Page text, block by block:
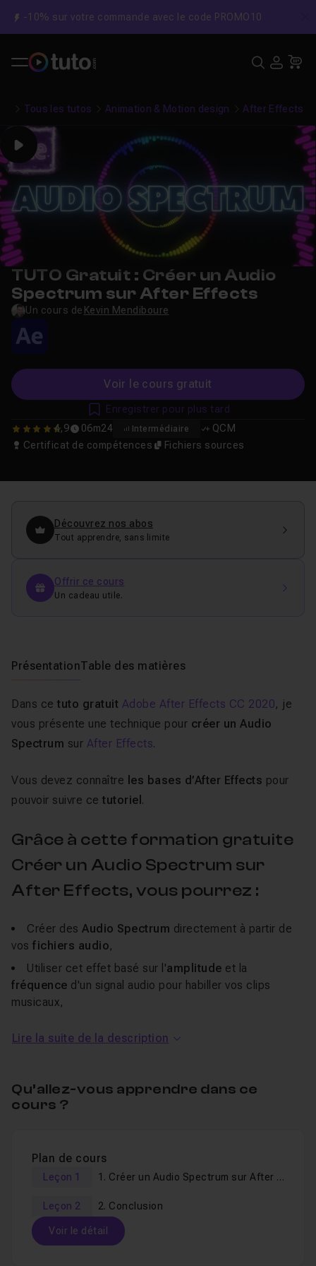
-10% sur votre commande avec le code PROMO10
Tous les tutos Animation & Motion design After Effects
Play
TUTO Gratuit : Créer un Audio
Spectrum sur After Effects
Un cours de Kevin Mendiboure
Voir le cours gratuit
4.8636363636364
4,9 06m24 Intermédiaire
QCM
Certificat de compétences
Fichiers sources
Enregistrer pour plus tard
Découvrez nos abos
Tout apprendre, sans limite
Offrir ce cours
Un cadeau utile.
PrésentationTable des matières
Dans ce tuto gratuit Adobe After Effects CC 2020, je
vous présente une technique pour créer un Audio
Spectrum sur After Effects.
Vous devez connaître les bases d’After Effects pour
pouvoir suivre ce tutoriel .
Grâce à cette formation gratuite
Créer un Audio Spectrum sur
After Effects, vous pourrez :
Créer des Audio Spectrum directement à partir de
vos fichiers audio,
Utiliser cet effet basé sur l'amplitude et la
fréquence d'un signal audio pour habiller vos clips
musicaux,
cet effet rapide à réaliser.
connaissances.
Les rushs vidéos sont fournis !
A qui cette formation s’adresse-t-elle ?
Vous connaissez bien Adobe
Lire la suite de la description
Qu’allez-vous apprendre dans ce
cours ?
Plan de cours
Leçon 1 1. Créer un Audio Spectrum sur After Effects
Leçon 2 2. Conclusion
Voir le détail